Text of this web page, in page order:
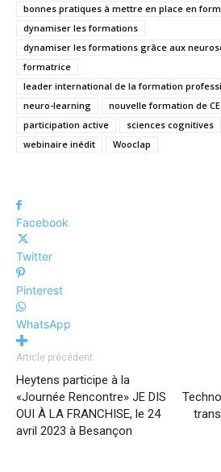
bonnes pratiques à mettre en place en
dynamiser les formations
dynamiser les formations grâce aux
formatrice
leader international de la formation
neuro-learning
nouvelle formation de
participation active
sciences cognitives
webinaire inédit
Wooclap
Facebook
Twitter
Pinterest
WhatsApp
Article précédent
Heytens participe à la
«Journée Rencontre» JE DIS
OUI À LA FRANCHISE, le 24
avril 2023 à Besançon